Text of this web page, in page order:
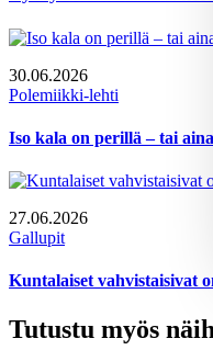
30.06.2026
Polemiikki-lehti
Iso kala on perillä – tai
27.06.2026
Gallupit
Kuntalaiset vahvistaisivat
Tutustu myös